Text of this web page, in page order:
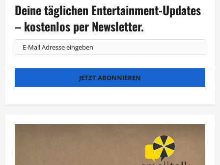
mit
Mousse
Deine täglichen Entertainment-Updates
– kostenlos per Newsletter.